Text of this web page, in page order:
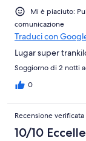
Mi è piaciuto:
comunicazione
Traduci con
Lugar super
Soggiorno di 2 notti
0
Recensione verificata
10/10